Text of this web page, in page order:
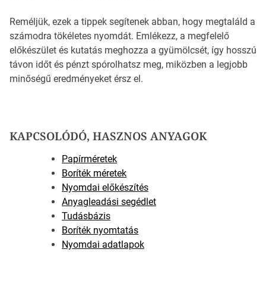
Reméljük, ezek a tippek segítenek abban, hogy megtaláld a
számodra tökéletes nyomdát. Emlékezz, a megfelelő
előkészület és kutatás meghozza a gyümölcsét, így hosszú
távon időt és pénzt spórolhatsz meg, miközben a legjobb
minőségű eredményeket érsz el.
KAPCSOLÓDÓ, HASZNOS ANYAGOK
Papírméretek
Boríték méretek
Nyomdai előkészítés
Anyagleadási segédlet
Tudásbázis
Boríték nyomtatás
Nyomdai adatlapok